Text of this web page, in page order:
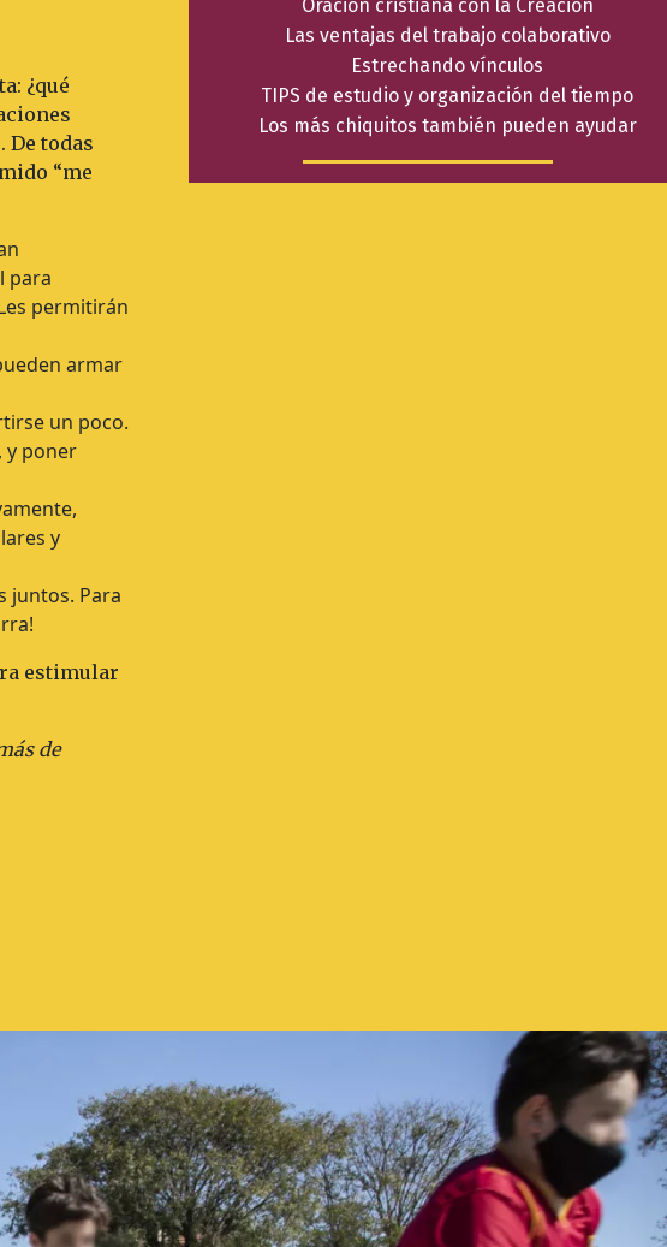
¿qué
De todas
“me
para
permitirán
armar
un poco.
y poner
y
juntos. Para
estimular
de
Oración cristiana con la Creación
Las ventajas del trabajo colaborativo
Estrechando vínculos
TIPS de estudio y organización del tiempo
Los más chiquitos también pueden ayudar